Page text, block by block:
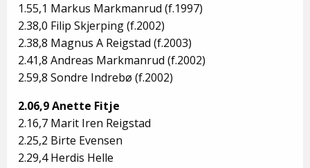
1.55,1 Markus Markmanrud (f.1997)
2.38,0 Filip Skjerping (f.2002)
2.38,8 Magnus A Reigstad (f.2003)
2.41,8 Andreas Markmanrud (f.2002)
2.59,8 Sondre Indrebø (f.2002)
2.06,9 Anette Fitje
2.16,7 Marit Iren Reigstad
2.25,2 Birte Evensen
2.29,4 Herdis Helle